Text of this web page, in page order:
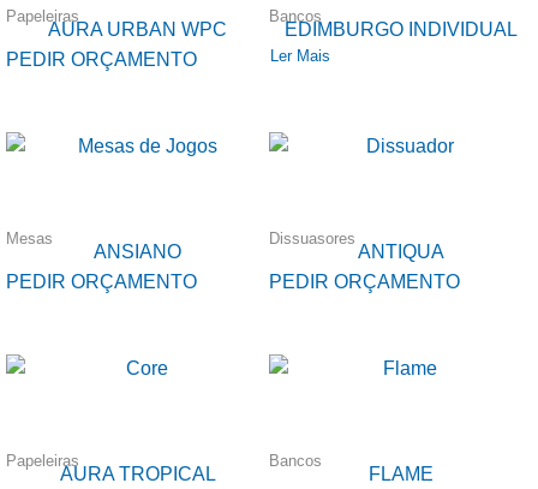
Papeleiras
AURA URBAN WPC
PEDIR ORÇAMENTO
Bancos
EDIMBURGO INDIVIDUAL
Ler Mais
Mesas
ANSIANO
PEDIR ORÇAMENTO
Dissuasores
ANTIQUA
PEDIR ORÇAMENTO
Papeleiras
AURA TROPICAL
Bancos
FLAME